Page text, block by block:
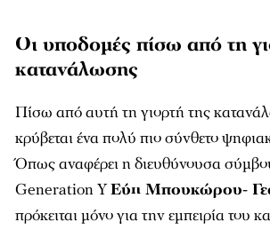
Οι υποδομές πίσω από τη
κατανάλωσης
Πίσω από αυτή τη γιορτή της
κρύβεται ένα πολύ πιο σύνθετο
Όπως αναφέρει η διευθύνουσα
Generation YΕύη Μπουκώρου-
πρόκειται μόνο για την εμπειρία του